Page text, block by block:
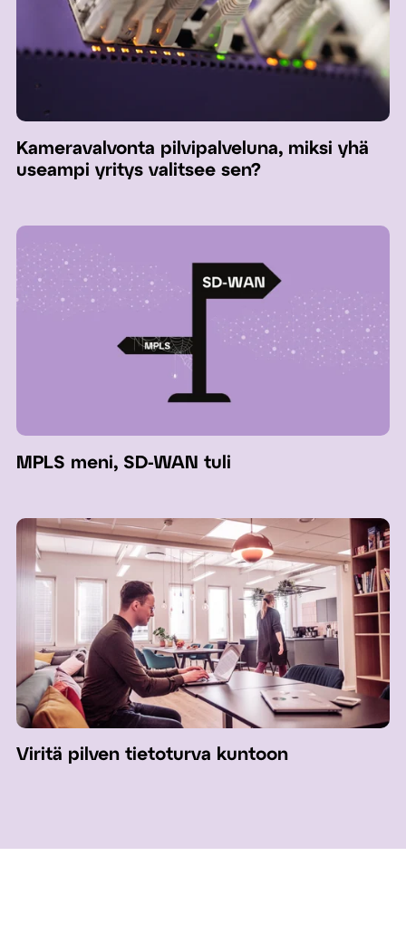
Kameravalvonta pilvipalveluna, miksi yhä
useampi yritys valitsee sen?
MPLS meni, SD-WAN tuli
Viritä pilven tietoturva kuntoon